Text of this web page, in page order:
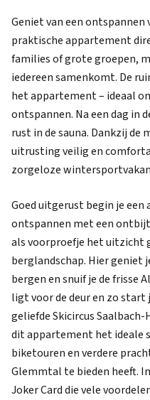
Geniet van een
praktische appartement
families of grote groepen,
iedereen samenkomt. De
het appartement – ideaal
ontspannen. Na een dag in
rust in de sauna. Dankzij de
uitrusting veilig en
zorgeloze
Goed uitgerust begin je een
ontspannen met een
als voorproefje het uitzicht
berglandschap. Hier geniet
bergen en snuif je de frisse
ligt voor de deur en zo
geliefde Skicircus
dit appartement het ideale
biketouren en verdere
Glemmtal te bieden heeft.
Joker Card die vele